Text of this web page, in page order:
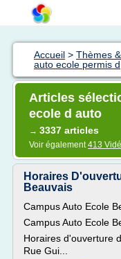
Accueil > Thèmes
auto ecole permis d
Articles
ecole d auto
→ 3337 articles
Voir également413
Horaires
Beauvais
Campus Auto Ecole
Campus Auto Ecole
Horaires d'ouverture
Rue Gui...